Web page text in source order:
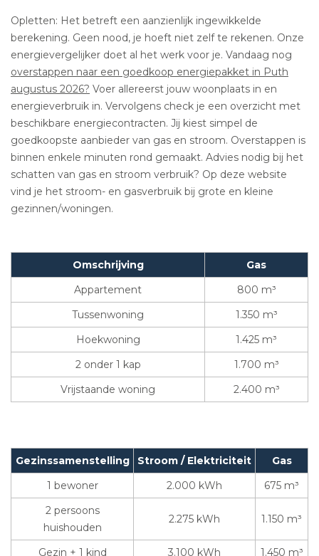
Opletten: Het betreft een aanzienlijk ingewikkelde
berekening. Geen nood, je hoeft niet zelf te rekenen. Onze
energievergelijker doet al het werk voor je. Vandaag nog
overstappen naar een goedkoop energiepakket in Puth
augustus 2026? Voer allereerst jouw woonplaats in en
energieverbruik in. Vervolgens check je een overzicht met
beschikbare energiecontracten. Jij kiest simpel de
goedkoopste aanbieder van gas en stroom. Overstappen is
binnen enkele minuten rond gemaakt. Advies nodig bij het
schatten van gas en stroom verbruik? Op deze website
vind je het stroom- en gasverbruik bij grote en kleine
gezinnen/woningen.
Omschrijving
Gas
Appartement
800 m³
Tussenwoning
1.350 m³
Hoekwoning
1.425 m³
2 onder 1 kap
1.700 m³
Vrijstaande woning
2.400 m³
Gezinssamenstelling Stroom / Elektriciteit
Gas
1 bewoner
2.000 kWh
675 m³
2 persoons
huishouden
2.275 kWh 1.150 m³
Gezin + 1 kind 3.100 kWh
1.450 m³